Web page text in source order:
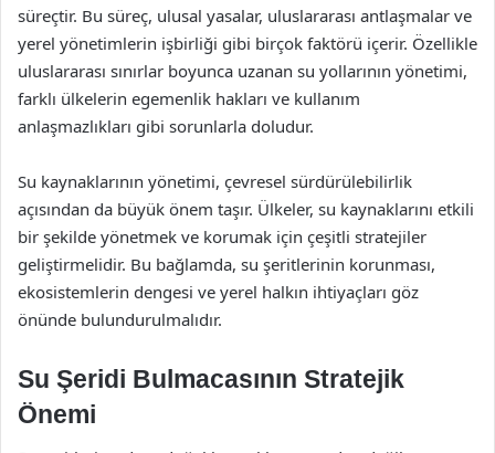
süreçtir. Bu süreç, ulusal yasalar, uluslararası antlaşmalar ve
yerel yönetimlerin işbirliği gibi birçok faktörü içerir. Özellikle
uluslararası sınırlar boyunca uzanan su yollarının yönetimi,
farklı ülkelerin egemenlik hakları ve kullanım
anlaşmazlıkları gibi sorunlarla doludur.
Su kaynaklarının yönetimi, çevresel sürdürülebilirlik
açısından da büyük önem taşır. Ülkeler, su kaynaklarını etkili
bir şekilde yönetmek ve korumak için çeşitli stratejiler
geliştirmelidir. Bu bağlamda, su şeritlerinin korunması,
ekosistemlerin dengesi ve yerel halkın ihtiyaçları göz
önünde bulundurulmalıdır.
Su Şeridi Bulmacasının Stratejik
Önemi